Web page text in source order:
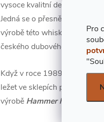
Pro
vysoce kvalitní destiláty. V
Jedná se o přesně ten samý
výrobě této whisky se
českého dubového dřeva.
Když v roce 1989 došlo k
ležet ve sklepích po dobu
výrobě Hammer Head single